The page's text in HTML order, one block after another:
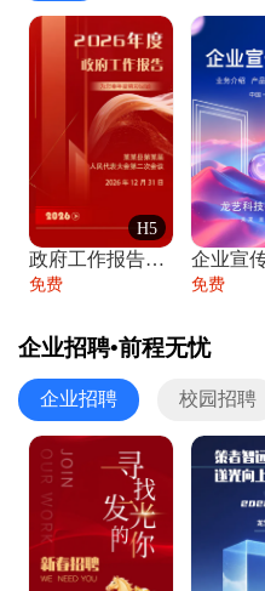
H5
政府工作报告政府年终工作总结
免费 免费
企业招聘•前程无忧
企业招聘 校园招聘